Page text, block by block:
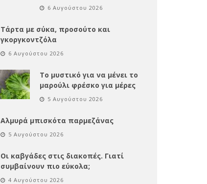
6 Αυγούστου 2026
Τάρτα με σύκα, προσούτο και
γκοργκοντζόλα
6 Αυγούστου 2026
Το μυστικό για να μένει το
μαρούλι φρέσκο για μέρες
5 Αυγούστου 2026
Αλμυρά μπισκότα παρμεζάνας
5 Αυγούστου 2026
Οι καβγάδες στις διακοπές. Γιατί
συμβαίνουν πιο εύκολα;
4 Αυγούστου 2026